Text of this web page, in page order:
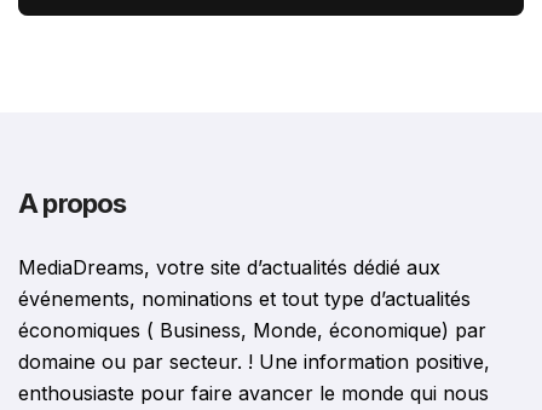
A propos
MediaDreams, votre site d’actualités dédié aux
événements, nominations et tout type d’actualités
économiques ( Business, Monde, économique) par
domaine ou par secteur. ! Une information positive,
enthousiaste pour faire avancer le monde qui nous